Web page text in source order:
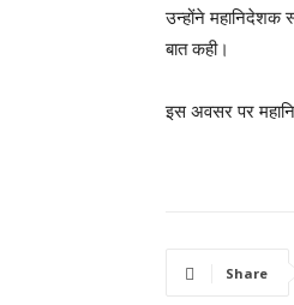
उन्होंने महानिदेशक
बात कही।
इस अवसर पर
Share